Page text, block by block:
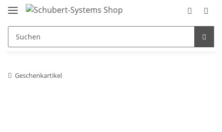
Geschenkartikel